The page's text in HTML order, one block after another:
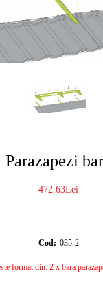
Parazapezi
472.63Lei
Cod: 035-2
format din: 2 x bara